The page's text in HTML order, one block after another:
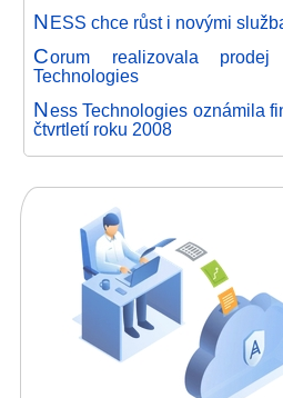
NESS chce růst i novými
Corum realizovala
Technologies
Ness Technologies oznámila
čtvrtletí roku 2008